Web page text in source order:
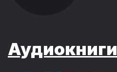
Аудиокниги